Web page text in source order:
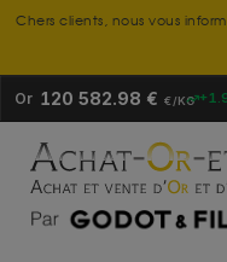
Chers clients, nous vous
Or 120 582.98 € €/KG